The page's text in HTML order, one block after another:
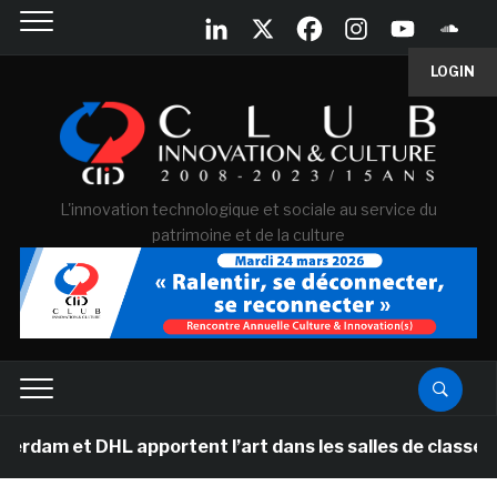
LOGIN
L'innovation technologique et sociale au service du
patrimoine et de la culture
et DHL apportent l’art dans les salles de classe